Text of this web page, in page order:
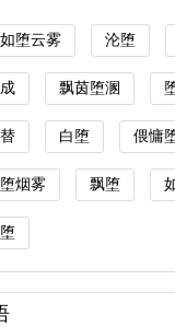
如堕云雾 沦堕
飘茵堕溷
白堕 偎慵
烟雾 飘堕